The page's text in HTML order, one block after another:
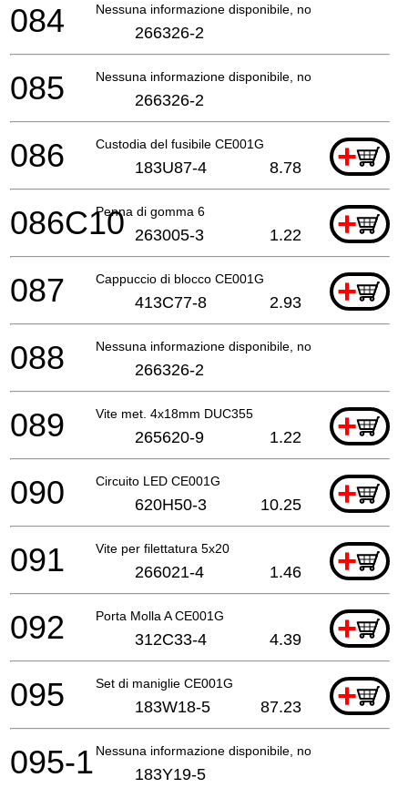
Nessuna informazione disponibile, non ordinabile
084 266326-2
Nessuna informazione disponibile, non ordinabile
085 266326-2
Custodia del fusibile CE001G +
086 183U87-4 8.78
Penna di gomma 6 +
086C10 263005-3 1.22
Cappuccio di blocco CE001G +
087 413C77-8 2.93
Nessuna informazione disponibile, non ordinabile
088 266326-2
Vite met. 4x18mm DUC355 +
089 265620-9 1.22
Circuito LED CE001G +
090 620H50-3 10.25
Vite per filettatura 5x20 +
091 266021-4 1.46
Porta Molla A CE001G +
092 312C33-4 4.39
Set di maniglie CE001G +
095 183W18-5 87.23
Nessuna informazione disponibile, non ordinabile
095-1 183Y19-5